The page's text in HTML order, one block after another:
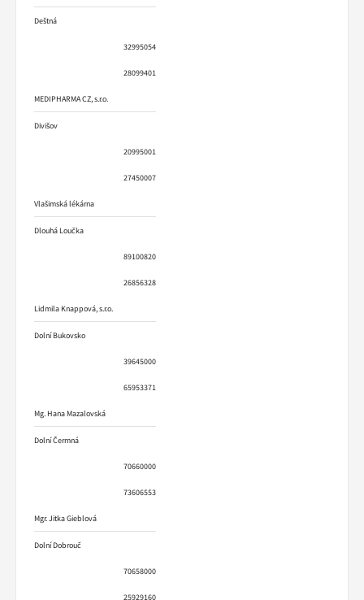
Deštná
32995054
28099401
MEDIPHARMA CZ, s.r.o.
Divišov
20995001
27450007
Vlašimská lékárna
Dlouhá Loučka
89100820
26856328
Lidmila Knappová, s.r.o.
Dolní Bukovsko
39645000
65953371
Mg. Hana Mazalovská
Dolní Čermná
70660000
73606553
Mgr. Jitka Gieblová
Dolní Dobrouč
70658000
25929160